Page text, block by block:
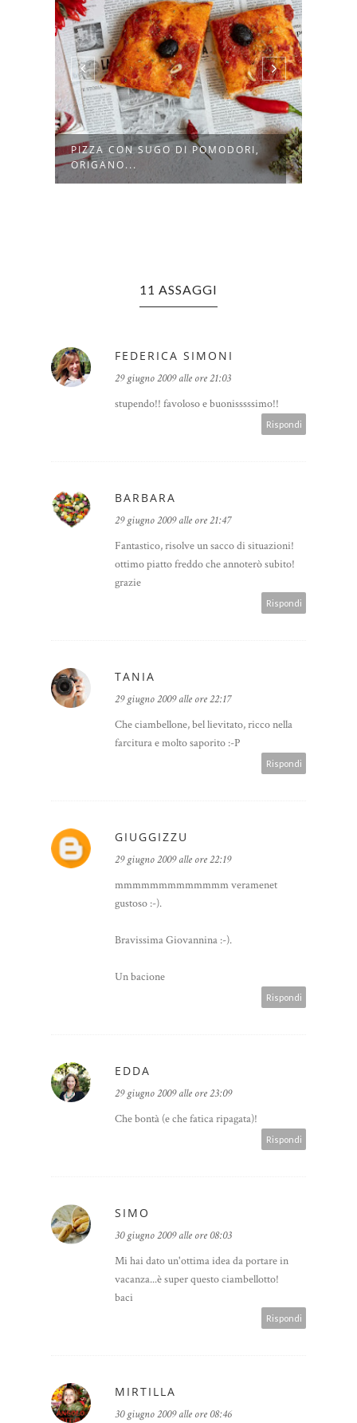
PIZZA CON SUGO DI POMODORI,
ORIGANO...
11 ASSAGGI
FEDERICA SIMONI
29 giugno 2009 alle ore 21:03
stupendo!! favoloso e buonisssssimo!!
Rispondi
BARBARA
29 giugno 2009 alle ore 21:47
Fantastico, risolve un sacco di situazioni!
ottimo piatto freddo che annoterò subito!
grazie
Rispondi
TANIA
29 giugno 2009 alle ore 22:17
Che ciambellone, bel lievitato, ricco nella
farcitura e molto saporito :-P
Rispondi
GIUGGIZZU
29 giugno 2009 alle ore 22:19
mmmmmmmmmmmmm veramenet
gustoso :-).
Bravissima Giovannina :-).
Un bacione
Rispondi
EDDA
29 giugno 2009 alle ore 23:09
Che bontà (e che fatica ripagata)!
Rispondi
SIMO
30 giugno 2009 alle ore 08:03
Mi hai dato un'ottima idea da portare in
vacanza...è super questo ciambellotto!
baci
Rispondi
MIRTILLA
30 giugno 2009 alle ore 08:46